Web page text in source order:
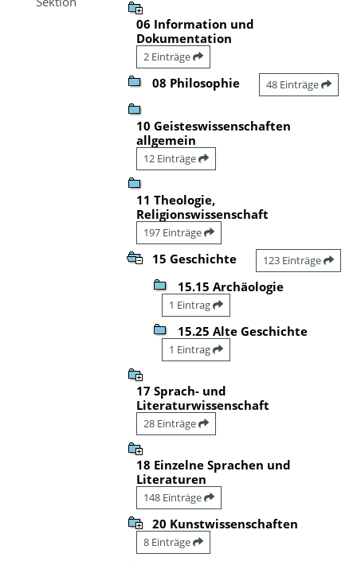
06 Information und
Dokumentation
2 Einträge
08 Philosophie 48 Einträge
10 Geisteswissenschaften
allgemein
12 Einträge
11 Theologie,
Religionswissenschaft
197 Einträge
15 Geschichte 123 Einträge
15.15 Archäologie
1 Eintrag
15.25 Alte Geschichte
1 Eintrag
17 Sprach- und
Literaturwissenschaft
28 Einträge
18 Einzelne Sprachen und
Literaturen
148 Einträge
20 Kunstwissenschaften
8 Einträge